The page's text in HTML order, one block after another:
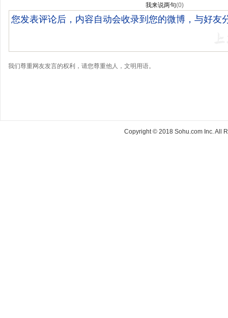
我来说两句(0)
我们尊重网友发言的权利，请您尊重他人，文明用语。
Copyright © 2018 Sohu.com Inc. All